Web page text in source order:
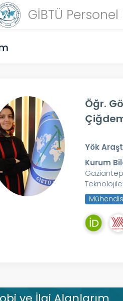
GİBTÜ
Öğr.
Yök
Kurum